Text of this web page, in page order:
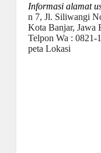
Informasi alamat
n 7, Jl. Siliwangi
Kota Banjar, Jawa
Telpon Wa : 0821-
peta Lokasi